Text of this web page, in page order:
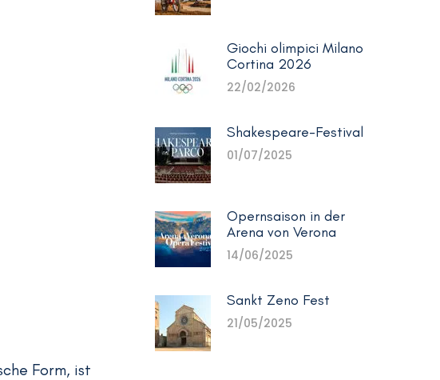
Form, ist
Giochi olimpici Milano
Cortina 2026
22/02/2026
Shakespeare-Festival
01/07/2025
Opernsaison in der
Arena von Verona
14/06/2025
Sankt Zeno Fest
21/05/2025